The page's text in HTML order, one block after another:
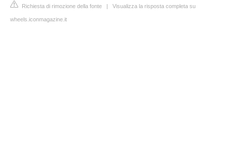
Richiesta di rimozione della fonte | Visualizza la risposta completa su
wheels.iconmagazine.it